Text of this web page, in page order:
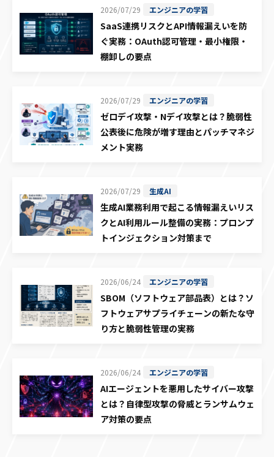
2026/07/29 エンジニアの学習
SaaS連携リスクとAPI情報漏えいを防
ぐ実務：OAuth認可管理・最小権限・
棚卸しの要点
2026/07/29 エンジニアの学習
ゼロデイ攻撃・Nデイ攻撃とは？脆弱性
公表後に危険が増す理由とパッチマネジ
メント実務
2026/07/29 生成AI
生成AI業務利用で起こる情報漏えいリス
クとAI利用ルール整備の実務：プロンプ
トインジェクション対策まで
2026/06/24 エンジニアの学習
SBOM（ソフトウェア部品表）とは？ソ
フトウェアサプライチェーンの新たな守
り方と脆弱性管理の実務
2026/06/24 エンジニアの学習
AIエージェントを悪用したサイバー攻撃
とは？自律型攻撃の脅威とランサムウェ
ア対策の要点